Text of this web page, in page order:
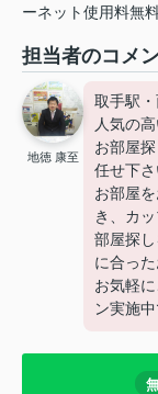
ーネット使用料無
担当者のコメ
地徳 康至
取手駅・
人気の
お部屋
任せ下
お部屋
き、カ
部屋探
に合っ
お気軽
ン実施